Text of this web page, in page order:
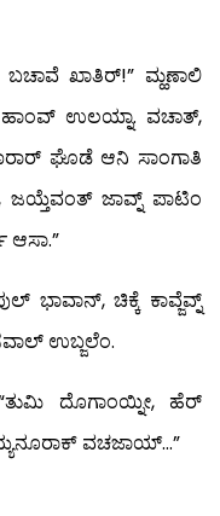
ಖಾತಿರ್!” ಮ್ಹಣಾಲಿ
ಉಲಯ್ನಾ. ವಚಾತ್,
ಘೊಡೆ ಆನಿ ಸಾಂಗಾತಿ
ಜಾವ್ನ್ ಪಾಟಿಂ
ಭಾವಾನ್, ಚಿಕ್ಕೆ ಕಾವ್ಜೆವ್ನ್
ಉಬ್ಜಲೆಂ.
ದೊಗಾಂಯ್ನೀ, ಹೆರ್
ವಚಜಾಯ್…”